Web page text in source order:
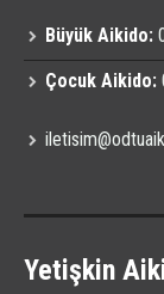
Büyük Aikido:
Çocuk Aikido:
Yetişkin